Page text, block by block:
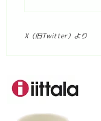
X（旧Twitter）より